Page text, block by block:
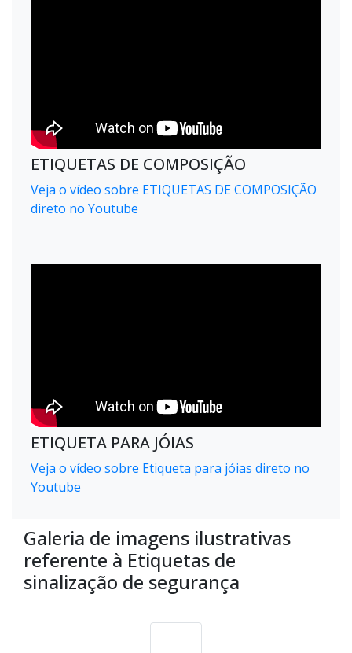
ETIQUETAS DE COMPOSIÇÃO
Veja o vídeo sobre ETIQUETAS DE COMPOSIÇÃO
direto no Youtube
ETIQUETA PARA JÓIAS
Veja o vídeo sobre Etiqueta para jóias direto no
Youtube
Galeria de imagens ilustrativas
referente à Etiquetas de
sinalização de segurança